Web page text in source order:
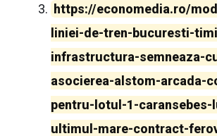
https://economedia.ro/
liniei-de-tren-bucuresti-
infrastructura-semneaza-
asocierea-alstom-arcada-
pentru-lotul-1-caransebes-
ultimul-mare-contract-